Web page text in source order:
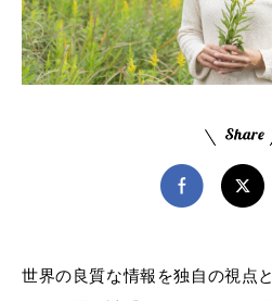
世界の良質な情報を独自の視点